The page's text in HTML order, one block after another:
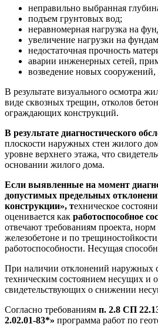
неправильно выбранная
подъем грунтовых вод;
неравномерная нагрузка на
увеличение нагрузки на
недостаточная прочность
аварии инженерных сетей,
возведение новых
В результате визуального осмотра
виде сквозных трещин, отколов
ограждающих конструкций.
В результате диагностического
плоскости наружных стен жилого
уровне верхнего этажа, что
основании жилого дома.
Если выявленные на момент
допустимых предельных
конструкции», техническое
оценивается как работоспособное
отвечают требованиям проекта,
железобетоне и по
работоспособности. Несущая
При наличии отклонений наружных
техническим состоянием несущих и
свидетельствующих о снижении
Согласно требованиям п. 2.8 СП
2.02.01-83*» программа работ по